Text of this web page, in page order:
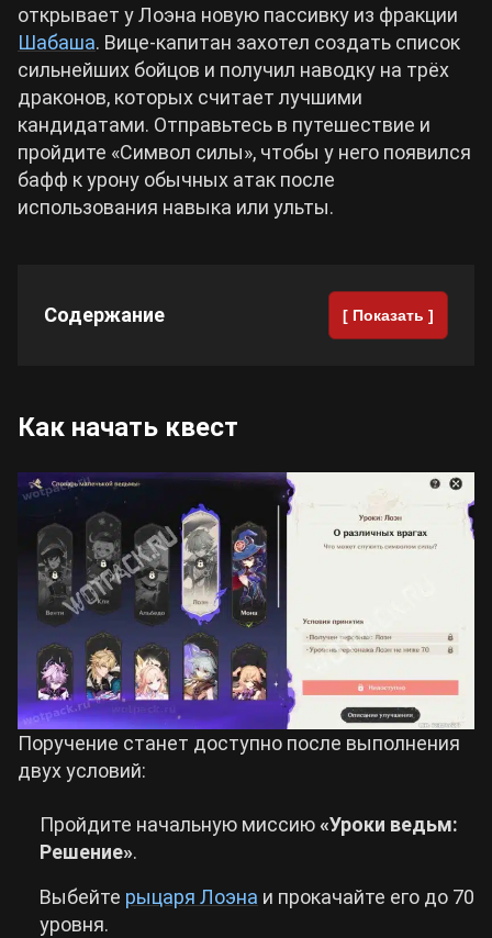
Wuthering Waves
Roblox
Hogwarts Legacy
Все игры
открывает у Лоэна новую пассивку из фракции
Шабаша. Вице-капитан захотел создать список
сильнейших бойцов и получил наводку на трёх
драконов, которых считает лучшими
кандидатами. Отправьтесь в путешествие и
пройдите «Символ силы», чтобы у него появился
бафф к урону обычных атак после
использования навыка или ульты.
Содержание [ Показать ]
Как начать квест
Поручение станет доступно после выполнения
двух условий:
Пройдите начальную миссию«Уроки ведьм:
Решение».
Выбейте рыцаря Лоэна и прокачайте его до 70
уровня.